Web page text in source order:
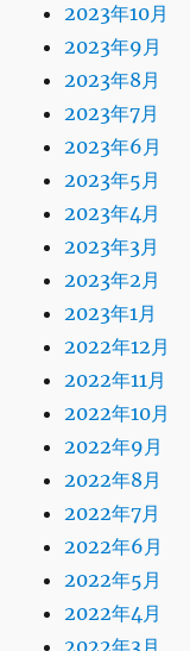
2023年10月
2023年9月
2023年8月
2023年7月
2023年6月
2023年5月
2023年4月
2023年3月
2023年2月
2023年1月
2022年12月
2022年11月
2022年10月
2022年9月
2022年8月
2022年7月
2022年6月
2022年5月
2022年4月